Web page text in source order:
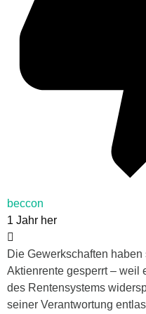
beccon
1 Jahr her
Die Gewerkschaften
Aktienrente gesperrt – weil
des Rentensystems
seiner Verantwortung